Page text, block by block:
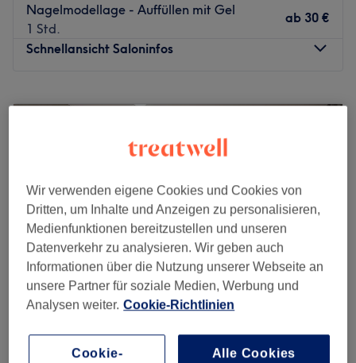
Nagelmodellage - Auffüllen mit Gel
1 Std.
ab 30 €
Schnellansicht Saloninfos
Dienstag
09:30–19:30
Samstag
09:30– 19:30
Sonntag
Geschlossen
Schöne Wimpern und gepflegte Nägel zaubert dir das
Team von World Nails Lashes in Köln-Neumarkt. Hier
verwöhnt man dich mit Wimpernbehandlungen, Mani-
und Pediküre, sowie vielen weiteren Angeboten an
Nächste öffentliche Verkehrsmittel:
NAILS 1990"
2463 Bewertungen
Wir verwenden eigene Cookies und Cookies von
Dritten, um Inhalte und Anzeigen zu personalisieren,
Medienfunktionen bereitzustellen und unseren
Datenverkehr zu analysieren. Wir geben auch
Informationen über die Nutzung unserer Webseite an
unsere Partner für soziale Medien, Werbung und
Analysen weiter. Cookie-Richtlinien
Cookie-
Alle Cookies